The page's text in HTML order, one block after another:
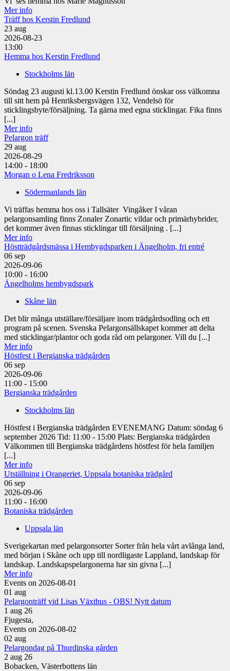
Mer info
Träff hos Kerstin Fredlund
23 aug
2026-08-23
13:00
Hemma hos Kerstin Fredlund
Stockholms län
Söndag 23 augusti kl.13.00 Kerstin Fredlund önskar oss välkomna
till sitt hem på Henriksbergsvägen 132, Vendelsö för
sticklingsbyte/försäljning. Ta gärna med egna sticklingar. Fika finns
[...]
Mer info
Pelargon träff
29 aug
2026-08-29
14:00 - 18:00
Morgan o Lena Fredriksson
Södermanlands län
Vi träffas hemma hos oss i Tallsäter Vingåker I våran
pelargonsamling finns Zonaler Zonartic vildar och primärhybrider,
det kommer även finnas sticklingar till försäljning . [...]
Mer info
Höstträdgårdsmässa i Hembygdsparken i Ängelholm, fri entré
06 sep
2026-09-06
10:00 - 16:00
Ängelholms hembygdspark
Skåne län
Det blir många utställare/försäljare inom trädgårdsodling och ett
program på scenen. Svenska Pelargonsällskapet kommer att delta
med sticklingar/plantor och goda råd om pelargoner. Vill du [...]
Mer info
Höstfest i Bergianska trädgården
06 sep
2026-09-06
11:00 - 15:00
Bergianska trädgården
Stockholms län
Höstfest i Bergianska trädgården EVENEMANG Datum: söndag 6
september 2026 Tid: 11:00 - 15:00 Plats: Bergianska trädgården
Välkommen till Bergianska trädgårdens höstfest för hela familjen
[...]
Mer info
Utställning i Orangeriet, Uppsala botaniska trädgård
06 sep
2026-09-06
11:00 - 16:00
Botaniska trädgården
Uppsala län
Sverigekartan med pelargonsorter Sorter från hela vårt avlånga land,
med början i Skåne och upp till nordligaste Lappland, landskap för
landskap. Landskapspelargonerna har sin givna [...]
Mer info
Events on 2026-08-01
01 aug
Pelargonträff vid Lisas Växthus - OBS! Nytt datum
1 aug 26
Fjugesta,
Events on 2026-08-02
02 aug
Pelargondag på Thurdinska gården
2 aug 26
Bobacken, Västerbottens län